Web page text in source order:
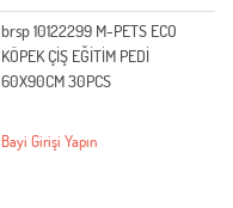
brsp 10122299 M-PETS ECO
KÖPEK ÇİŞ EĞİTİM PEDİ
60X90CM 30PCS
Bayi Girişi Yapın